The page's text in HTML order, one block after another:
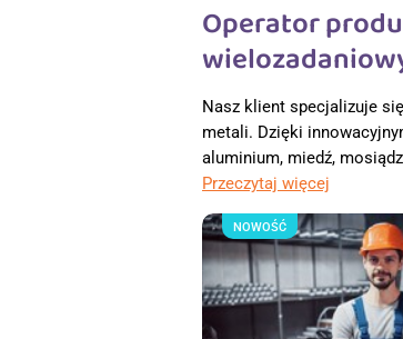
Operator
Nasz klient specjalizuje
metali. Dzięki
aluminium, miedź,
Przeczytaj więcej
NOWOŚĆ